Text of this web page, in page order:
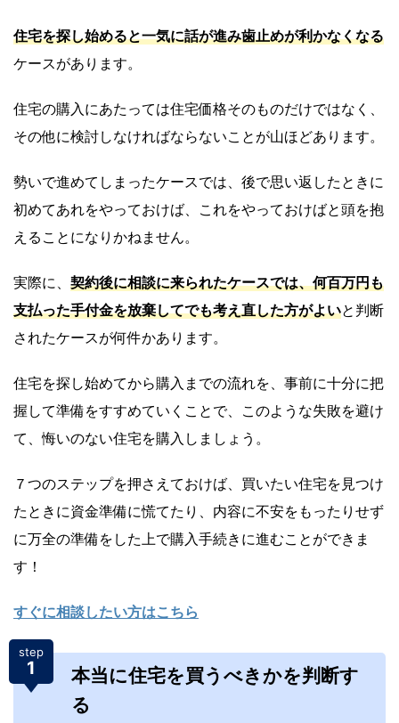
住宅を探し始めると一気に話が進み歯止めが利かなくなる
ケースがあります。
住宅の購入にあたっては住宅価格そのものだけではなく、
その他に検討しなければならないことが山ほどあります。
勢いで進めてしまったケースでは、後で思い返したときに
初めてあれをやっておけば、これをやっておけばと頭を抱
えることになりかねません。
実際に、 契約後に相談に来られたケースでは、何百万円も
支払った手付金を放棄してでも考え直した方がよいと判断
されたケースが何件かあります。
住宅を探し始めてから購入までの流れを、事前に十分に把
握して準備をすすめていくことで、このような失敗を避け
て、悔いのない住宅を購入しましょう。
７つのステップを押さえておけば、買いたい住宅を見つけ
たときに資金準備に慌てたり、内容に不安をもったりせず
に万全の準備をした上で購入手続きに進むことができま
す！
すぐに相談したい方はこちら
step
1
本当に住宅を買うべきかを判断す
る